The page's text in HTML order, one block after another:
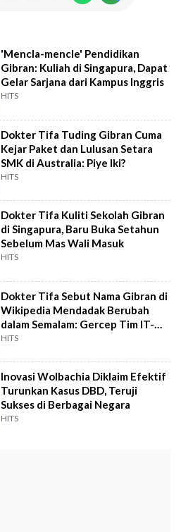
'Mencla-mencle' Pendidikan
Gibran: Kuliah di Singapura, Dapat
Gelar Sarjana dari Kampus Inggris
HITS
Dokter Tifa Tuding Gibran Cuma
Kejar Paket dan Lulusan Setara
SMK di Australia: Piye Iki?
HITS
Dokter Tifa Kuliti Sekolah Gibran
di Singapura, Baru Buka Setahun
Sebelum Mas Wali Masuk
HITS
Dokter Tifa Sebut Nama Gibran di
Wikipedia Mendadak Berubah
dalam Semalam: Gercep Tim IT-
nya
HITS
Inovasi Wolbachia Diklaim Efektif
Turunkan Kasus DBD, Teruji
Sukses di Berbagai Negara
HITS